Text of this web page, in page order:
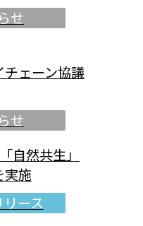
せ
ェーン協議
せ
自然共生」
実施
ース